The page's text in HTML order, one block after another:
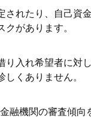
されたり、自己資
があります。
り入れ希望者に対
くありません。
融機関の審査傾